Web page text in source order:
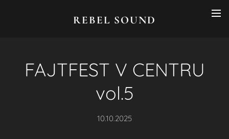
REBEL SOUND
FAJTFEST V CENTRU
vol.5
10.10.2025